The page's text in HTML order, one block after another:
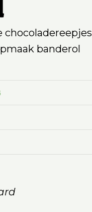
chocoladereepjes
banderol